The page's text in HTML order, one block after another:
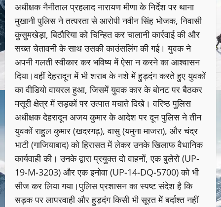
अधीक्षक नैनीताल प्रहलाद नारायण मीणा के निर्देश पर थाना
मुखानी पुलिस ने तत्परता से आरोपी नवीन सिंह भोजक, निवासी
कुसुमखेड़ा, बिठौरिया को चिन्हित कर चालानी कार्रवाई की और
सख्त चेतावनी के साथ उसकी काउंसलिंग की गई। युवक ने
अपनी गलती स्वीकार कर भविष्य में ऐसा न करने का आश्वासन
दिया।वहीं देहरादून में भी शराब के नशे में हुड़दंग करते हुए युवकों
का वीडियो वायरल हुआ, जिसमें युवक कार के बोनट पर बैठकर
मसूरी क्षेत्र में सड़कों पर उत्पात मचाते दिखे। वरिष्ठ पुलिस
अधीक्षक देहरादून अजय कुमार के आदेश पर दून पुलिस ने तीन
युवकों राहुल कुमार (खदरगढ़), वासु (यमुना माजरा), और चंद्र
भाटी (गाजियाबाद) को हिरासत में लेकर उनके खिलाफ वैधानिक
कार्यवाही की। उनके द्वारा प्रयुक्त दो वाहनों, एक बुलेरो (UP-
19-M-3203) और एक इनोवा (UP-14-DQ-5700) को भी
सीज कर लिया गया।पुलिस प्रशासन का स्पष्ट संदेश है कि
सड़क पर लापरवाही और हुड़दंग किसी भी सूरत में बर्दाश्त नहीं